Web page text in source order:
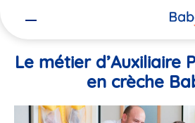
Le métier d’Auxiliaire
en crèche